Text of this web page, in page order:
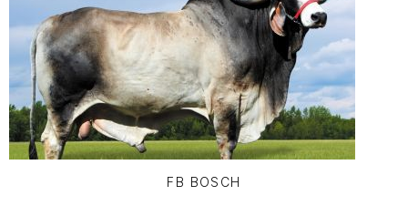
FB BOSCH